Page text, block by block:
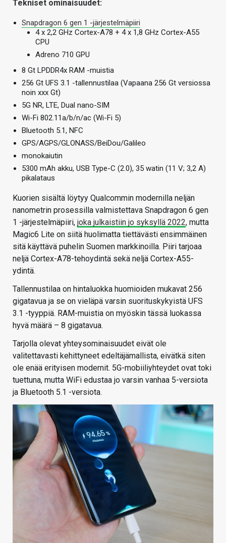
Tekniset ominaisuudet:
Snapdragon 6 gen 1 -järjestelmäpiiri
4 x 2,2 GHz Cortex-A78 + 4 x 1,8 GHz Cortex-A55
CPU
Adreno 710 GPU
8 Gt LPDDR4x RAM -muistia
256 Gt UFS 3.1 -tallennustilaa (Vapaana 256 Gt versiossa
noin xxx Gt)
5G NR, LTE, Dual nano-SIM
Wi-Fi 802.11a/b/n/ac (Wi-Fi 5)
Bluetooth 5.1, NFC
GPS/AGPS/GLONASS/BeiDou/Galileo
monokaiutin
5300 mAh akku, USB Type-C (2.0), 35 watin (11 V; 3,2 A)
pikalataus
Kuorien sisältä löytyy Qualcommin modernilla neljän
nanometrin prosessilla valmistettava Snapdragon 6 gen
1 -järjestelmäpiiri, joka julkaistiin jo syksyllä 2022, mutta
Magic6 Lite on siitä huolimatta tiettävästi ensimmäinen
sitä käyttävä puhelin Suomen markkinoilla. Piiri tarjoaa
neljä Cortex-A78-tehoydintä sekä neljä Cortex-A55-
ydintä.
Tallennustilaa on hintaluokka huomioiden mukavat 256
gigatavua ja se on vieläpä varsin suorituskykyistä UFS
3.1 -tyyppiä. RAM-muistia on myöskin tässä luokassa
hyvä määrä – 8 gigatavua.
Tarjolla olevat yhteysominaisuudet eivät ole
valitettavasti kehittyneet edeltäjämallista, eivätkä siten
ole enää erityisen modernit. 5G-mobiiliyhteydet ovat toki
tuettuna, mutta WiFi edustaa jo varsin vanhaa 5-versiota
ja Bluetooth 5.1 -versiota.